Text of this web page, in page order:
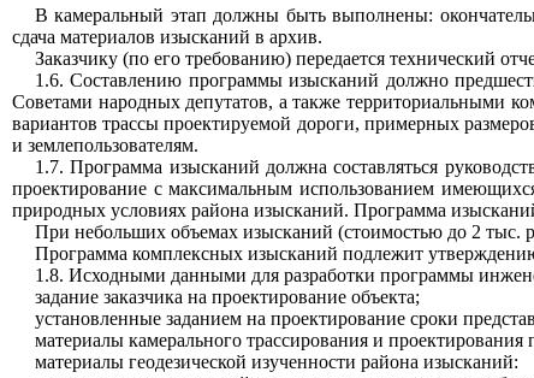
В камеральный этап должны быть выполнены:
сдача материалов изысканий в архив.
Заказчику (по его требованию) передается технический
1.6. Составлению программы изысканий должно
Советами народных депутатов, а также территориальными
вариантов трассы проектируемой дороги, примерных
и землепользователям.
1.7. Программа изысканий должна составляться
проектирование с максимальным использованием
природных условиях района изысканий. Программа
При небольших объемах изысканий (стоимостью до 2 тыс.
Программа комплексных изысканий подлежит
1.8. Исходными данными для разработки программы
задание заказчика на проектирование объекта;
установленные заданием на проектирование сроки
материалы камерального трассирования и
материалы геодезической изученности района изысканий: